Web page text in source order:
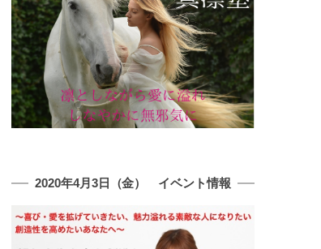
2020年4月3日（金） イベント情報